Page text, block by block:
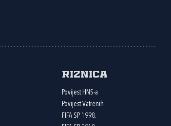
Riznica
Povijest HNS-a
Povijest Vatrenih
FIFA SP 1998.